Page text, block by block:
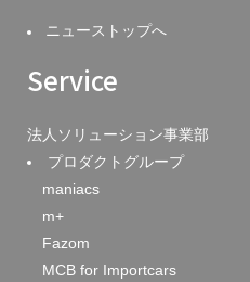
ニューストップへ
Service
法人ソリューション事業部
プロダクトグループ
maniacs
m+
Fazom
MCB for Importcars